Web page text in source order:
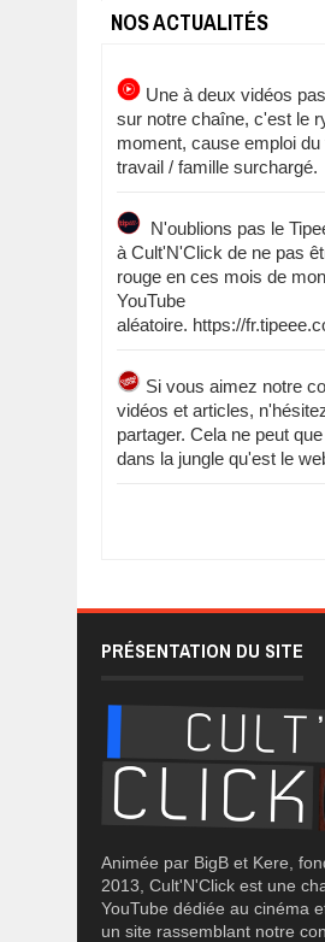
NOS ACTUALITÉS
Une à deux vidéos
sur notre chaîne, c'est le
moment, cause emploi du
travail / famille surchargé.
N'oublions pas le
à Cult'N'Click de ne pas
rouge en ces mois de
YouTube
aléatoire. https://
Si vous aimez notre
vidéos et articles,
partager. Cela ne peut
dans la jungle qu'est le
PRÉSENTATION DU SITE
Animée par BigB et Kere,
2013, Cult'N'Click est une
YouTube dédiée au cinéma
un site rassemblant notre